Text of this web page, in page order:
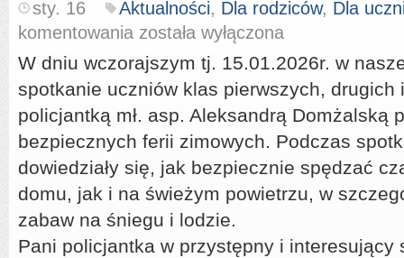
sty. 16 Aktualności, Dla rodziców, Dla
komentowania BEZPIECZNE
FERIE
została wyłączona
W dniu wczorajszym tj. 15.01.2026r. w
spotkanie uczniów klas pierwszych, drugich
policjantką mł. asp. Aleksandrą Domżalską
bezpiecznych ferii zimowych. Podczas
dowiedziały się, jak bezpiecznie spędzać
domu, jak i na świeżym powietrzu, w
zabaw na śniegu i lodzie.
Pani policjantka w przystępny i interesujący